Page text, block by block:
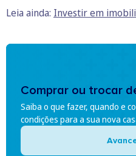
Leia ainda: Investir em
Comprar ou trocar
Saiba o que fazer, quando e
condições para a sua nova